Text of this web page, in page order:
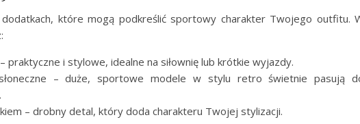
które mogą podkreślić sportowy charakter Twojego outfitu.
praktyczne i stylowe, idealne na siłownię lub krótkie wyjazdy.
– duże, sportowe modele w stylu retro świetnie pasują
– drobny detal, który doda charakteru Twojej stylizacji.